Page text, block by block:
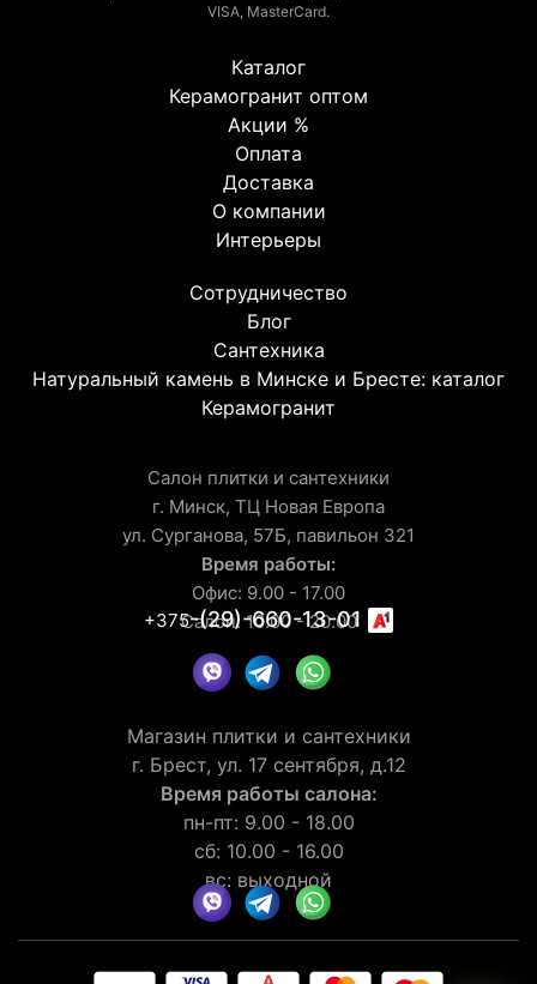
VISA, MasterCard.
Каталог
Керамогранит оптом
Акции %
Оплата
Доставка
О компании
Интерьеры
Сотрудничество
Блог
Сантехника
Натуральный камень в Минске и Бресте: каталог
Керамогранит
Салон плитки и сантехники
г. Минск, ТЦ Новая Европа
ул. Сурганова, 57Б, павильон 321
Время работы:
Офис: 9.00 - 17.00
Салон: 10.00 - 20.00
+375-(29)-660-13-01
Магазин плитки и сантехники
г. Брест, ул. 17 сентября, д.12
Время работы салона:
пн-пт: 9.00 - 18.00
сб: 10.00 - 16.00
вс: выходной